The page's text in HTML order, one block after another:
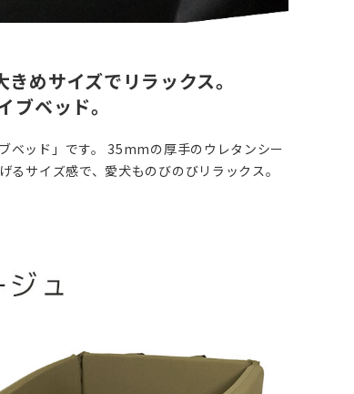
めサイズでリラックス。
ベッド。
ベッド」です。 35mmの厚手のウレタンシー
サイズ感で、愛犬ものびのびリラックス。